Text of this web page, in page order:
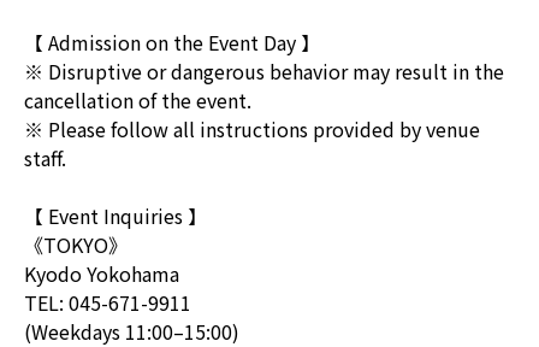
【 Admission on the Event Day 】
※ Disruptive or dangerous behavior may result in the
cancellation of the event.
※ Please follow all instructions provided by venue
staff.
【 Event Inquiries 】
《TOKYO》
Kyodo Yokohama
TEL: 045-671-9911
(Weekdays 11:00–15:00)